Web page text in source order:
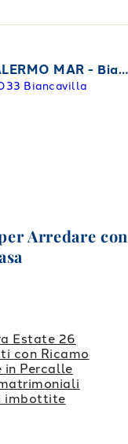
L'ANGOLO DEL CORREDO DI PALERMO MAR - Biancavilla
Biancavilla
Arredare con
Estate 26
con Ricamo
in Percalle
imbottite